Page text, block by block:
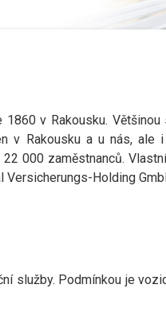
v Rakousku. Většinou
v Rakousku a u nás, ale
000 zaměstnanců.
Holding
služby. Podmínkou je